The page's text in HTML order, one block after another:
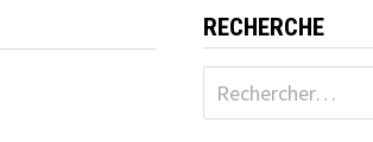
RECHERCHE
Rechercher :